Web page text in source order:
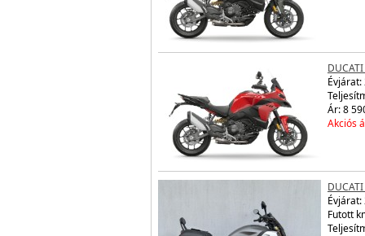
Évjárat:
Ár: 8
Akciós
Évjárat:
Futott